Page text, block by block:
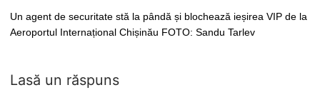
Un agent de securitate stă la pândă și blochează ieșirea VIP de la
Aeroportul Internațional Chișinău FOTO: Sandu Tarlev
Lasă un răspuns